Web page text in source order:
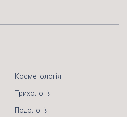
Косметологія
Трихологія
Подологія